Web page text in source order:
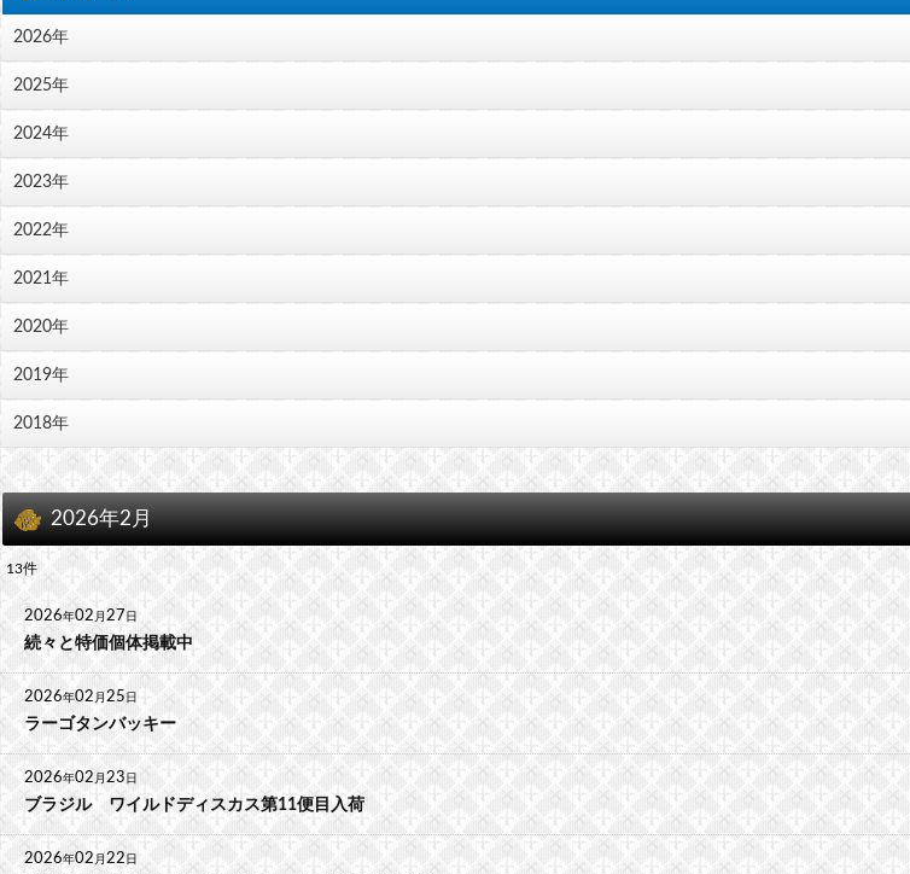
2026年2月
13件
2026年02 月 27 日
続々と特価個体掲載中
2026年02 月 25 日
ラーゴタンバッキー
2026年02 月 23 日
ブラジル ワイルドディスカス第11便目入荷
2026年02 月 22 日
2026年
2025年
2024年
2023年
2022年
2021年
2020年
2019年
2018年